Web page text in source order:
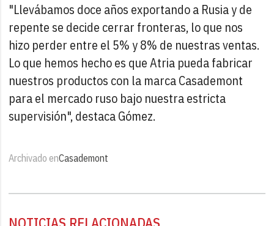
"Llevábamos doce años exportando a Rusia y de
repente se decide cerrar fronteras, lo que nos
hizo perder entre el 5% y 8% de nuestras ventas.
Lo que hemos hecho es que Atria pueda fabricar
nuestros productos con la marca Casademont
para el mercado ruso bajo nuestra estricta
supervisión", destaca Gómez.
Archivado enCasademont